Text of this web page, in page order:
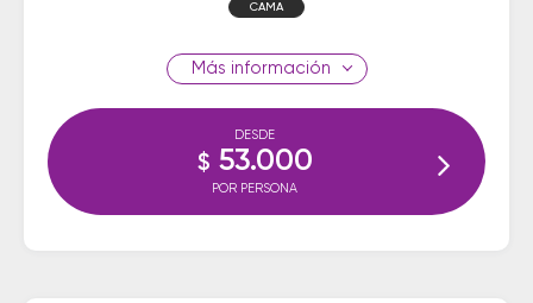
CAMA
información
DESDE
$ 53.000
POR PERSONA